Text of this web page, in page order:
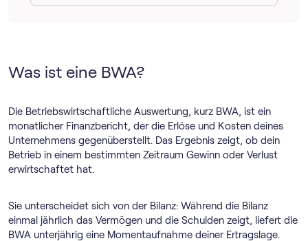
Was ist eine BWA?
Die Betriebswirtschaftliche Auswertung, kurz BWA, ist ein
monatlicher Finanzbericht, der die Erlöse und Kosten deines
Unternehmens gegenüberstellt. Das Ergebnis zeigt, ob dein
Betrieb in einem bestimmten Zeitraum Gewinn oder Verlust
erwirtschaftet hat.
Sie unterscheidet sich von der Bilanz: Während die Bilanz
einmal jährlich das Vermögen und die Schulden zeigt, liefert die
BWA unterjährig eine Momentaufnahme deiner Ertragslage.